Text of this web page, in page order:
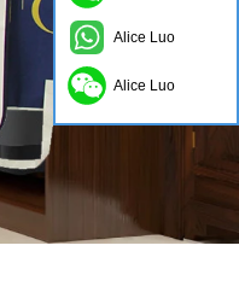
Alice Luo
Alice Luo